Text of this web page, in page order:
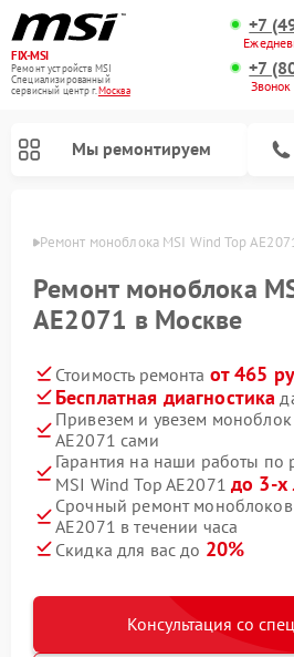
FIX-MSI
Ремонт устройств MSI
Специализированный
cервисный центр г.Москва
+7
+7
Мы ремонтируем
Ремонт моноблока MSI Wind Top
Ремонт моноблока
AE2071 в Москве
Стоимость ремонта от 465
Бесплатная диагностика
Привезем и увезем
AE2071 сами
Гарантия на наши работы по
MSI Wind Top AE2071 до 3-х
Срочный ремонт
AE2071 в течении часа
Скидка для вас до 20%
Консультация со